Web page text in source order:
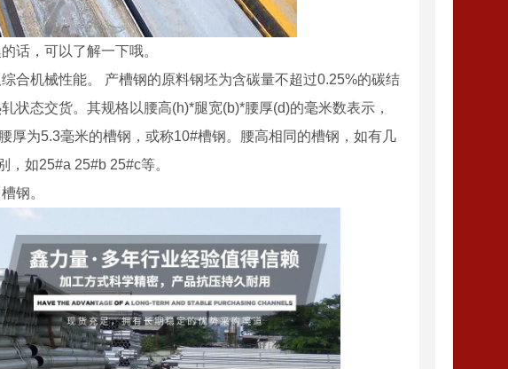
话，可以了解一下哦。
合机械性能。 产槽钢的原料钢坯为含碳量不超过0.25%的碳结
状态交货。其规格以腰高(h)*腿宽(b)*腰厚(d)的毫米数表示，
厚为5.3毫米的槽钢，或称10#槽钢。腰高相同的槽钢，如有几
如25#a 25#b 25#c等。
钢。